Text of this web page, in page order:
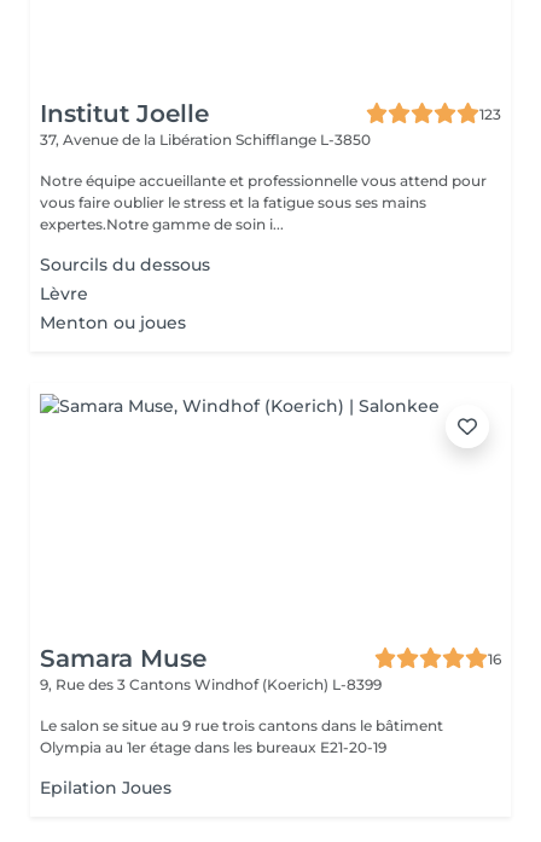
Institut Joelle
123
37, Avenue de la Libération Schifflange L-3850
Notre équipe accueillante et professionnelle vous attend pour
vous faire oublier le stress et la fatigue sous ses mains
expertes.Notre gamme de soin i...
Sourcils du dessous
Lèvre
Menton ou joues
Samara Muse
16
9, Rue des 3 Cantons Windhof (Koerich) L-8399
Le salon se situe au 9 rue trois cantons dans le bâtiment
Olympia au 1er étage dans les bureaux E21-20-19
Epilation Joues